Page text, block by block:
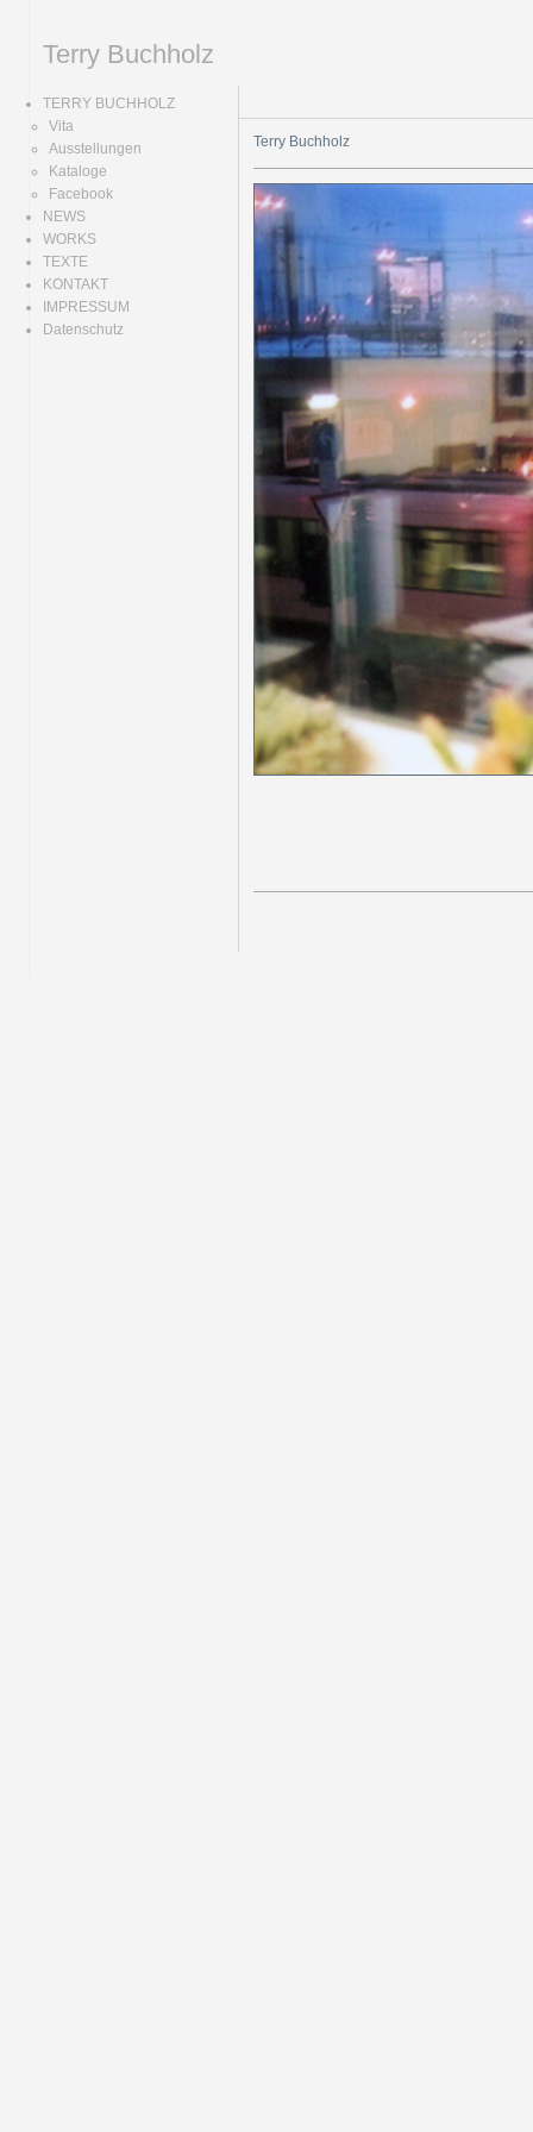
Terry Buchholz
TERRY BUCHHOLZ
Vita
Ausstellungen
Kataloge
Facebook
NEWS
WORKS
TEXTE
KONTAKT
IMPRESSUM
Datenschutz
Terry Buchholz